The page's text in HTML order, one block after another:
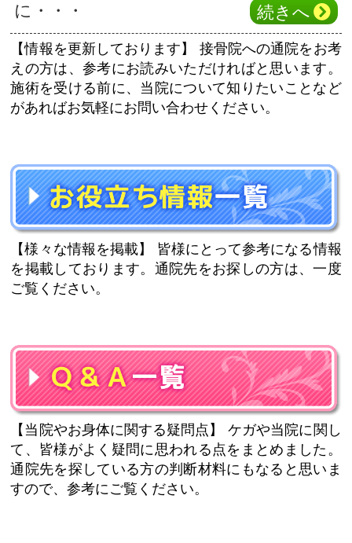
に・・・
続き へ
【情報を更新しております】
接骨院への通院をお考
えの方は、参考にお読みいただければと思います。
施術を受ける前に、当院について知りたいことなど
があればお気軽にお問い合わせください。
【様々な情報を掲載】
皆様にとって参考になる情報
を掲載しております。通院先をお探しの方は、一度
ご覧ください。
【当院やお身体に関する疑問点】
ケガや当院に関し
て、皆様がよく疑問に思われる点をまとめました。
通院先を探している方の判断材料にもなると思いま
すので、参考にご覧ください。